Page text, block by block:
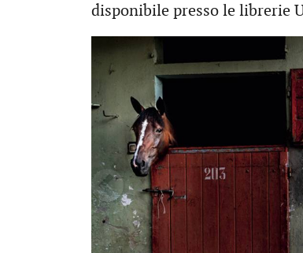
disponibile presso le librerie